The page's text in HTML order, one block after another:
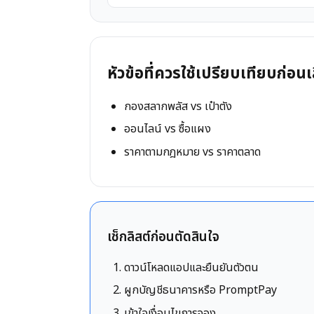
หัวข้อที่ควรใช้เปรียบเทียบก่อน
กองสลากพลัส vs เป๋าตัง
ออนไลน์ vs ซื้อแผง
ราคาตามกฎหมาย vs ราคาตลาด
เช็กลิสต์ก่อนตัดสินใจ
ดาวน์โหลดแอปและยืนยันตัวตน
ผูกบัญชีธนาคารหรือ PromptPay